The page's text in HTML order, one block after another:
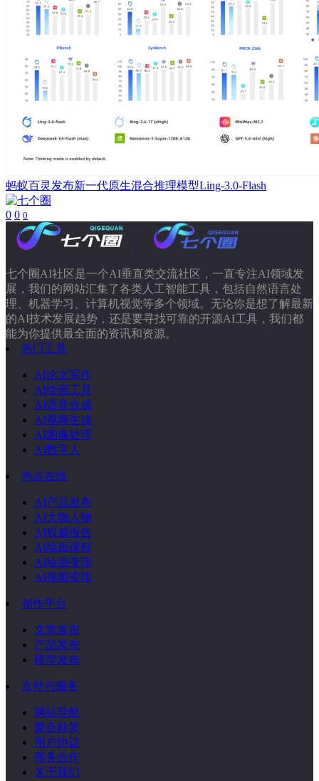
蚂蚁百灵发布新一代原生混合推理模型Ling-3.0-Flash
0 0 0
七个圈AI社区是一个AI垂直类交流社区，一直专注AI领域发
展，我们的网站汇集了各类人工智能工具，包括自然语言处
理、机器学习、计算机视觉等多个领域。无论你是想了解最新
的AI技术发展趋势，还是要寻找可靠的开源AI工具，我们都
能为你提供最全面的资讯和资源。
热门工具
AI论文写作
AI绘画工具
AI语音合成
AI视频生成
AI图像处理
AI数字人
热点在线
AI产品发布
AI大咖人物
AI权威报告
AI绘画课程
AI绘画变现
AI视频变现
创作平台
文章发布
产品发布
模型发布
支持与服务
网站导航
聚合标签
用户协议
商务合作
关于我们